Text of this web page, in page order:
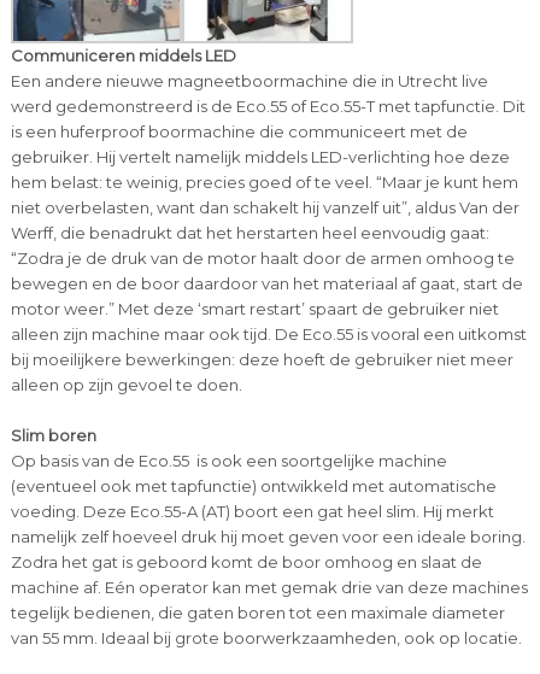
Communiceren middels LED
Een andere nieuwe magneetboormachine die in Utrecht live
werd gedemonstreerd is de Eco.55 of Eco.55-T met tapfunctie. Dit
is een huferproof boormachine die communiceert met de
gebruiker. Hij vertelt namelijk middels LED-verlichting hoe deze
hem belast: te weinig, precies goed of te veel. “Maar je kunt hem
niet overbelasten, want dan schakelt hij vanzelf uit”, aldus Van der
Werff, die benadrukt dat het herstarten heel eenvoudig gaat:
“Zodra je de druk van de motor haalt door de armen omhoog te
bewegen en de boor daardoor van het materiaal af gaat, start de
motor weer.” Met deze ‘smart restart’ spaart de gebruiker niet
alleen zijn machine maar ook tijd. De Eco.55 is vooral een uitkomst
bij moeilijkere bewerkingen: deze hoeft de gebruiker niet meer
alleen op zijn gevoel te doen.
Slim boren
Op basis van de Eco.55 is ook een soortgelijke machine
(eventueel ook met tapfunctie) ontwikkeld met automatische
voeding. Deze Eco.55-A (AT) boort een gat heel slim. Hij merkt
namelijk zelf hoeveel druk hij moet geven voor een ideale boring.
Zodra het gat is geboord komt de boor omhoog en slaat de
machine af. Eén operator kan met gemak drie van deze machines
tegelijk bedienen, die gaten boren tot een maximale diameter
van 55 mm. Ideaal bij grote boorwerkzaamheden, ook op locatie.